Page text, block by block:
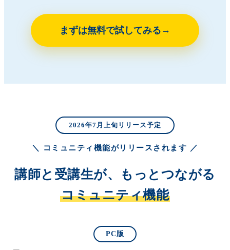
まずは無料で試してみる
2026年7月上旬リリース予定
＼ コミュニティ機能がリリースされます ／
講師と受講生が、もっとつながる
コミュニティ機能
PC版